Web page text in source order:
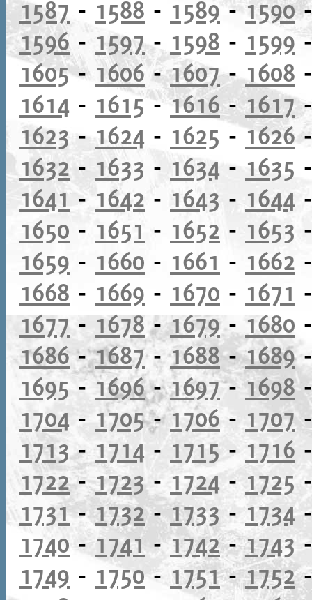
1587 - 1588 - 1589-1590
1596 - 1597- 1598 - 1599
1605- 1606-1607-1608
1614 - 1615-1616-1617
1623- 1624 - 1625 -1626
1632- 1633 - 1634 - 1635
1641-1642 - 1643 - 1644
1650 - 1651 - 1652 - 1653
1659 - 1660 - 1661 - 1662
1668 - 1669 - 1670 - 1671
1677- 1678-1679- 1680
1686-1687-1688-1689
1695 -1696-1697-1698
1704 - 1705-1706 - 1707
1713- 1714 - 1715 - 1716
1722-1723-1724-1725
1731-1732-1733 -1734
1740 -1741 -1742-1743
1749 - 1750-1751-1752